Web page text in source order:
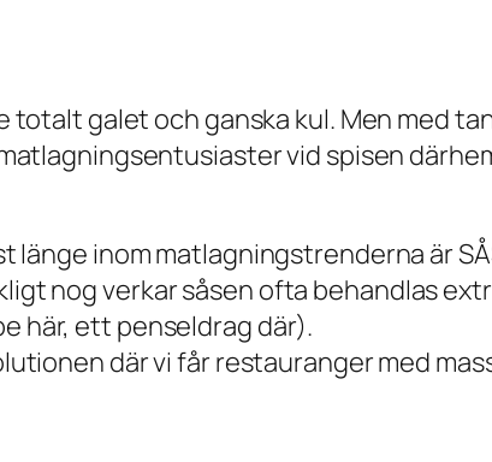
totalt galet och ganska kul. Men med
vid spisen
länge inom matlagningstrenderna är
nog verkar såsen ofta behandlas
här, ett penseldrag där).
där vi får restauranger med